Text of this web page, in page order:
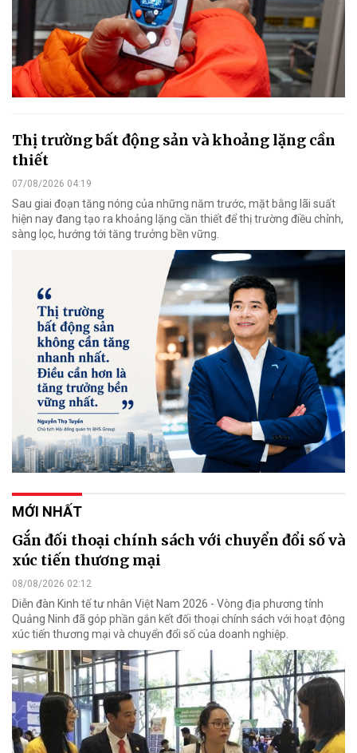
Thị trường bất động sản và khoảng lặng cần
thiết
07/08/2026 04:19
Sau giai đoạn tăng nóng của những năm trước, mặt bằng lãi suất
hiện nay đang tạo ra khoảng lặng cần thiết để thị trường điều chỉnh,
sàng lọc, hướng tới tăng trưởng bền vững.
MỚI NHẤT
Gắn đối thoại chính sách với chuyển đổi số và
xúc tiến thương mại
08/08/2026 02:12
Diễn đàn Kinh tế tư nhân Việt Nam 2026 - Vòng địa phương tỉnh
Quảng Ninh đã góp phần gắn kết đối thoại chính sách với hoạt động
xúc tiến thương mại và chuyển đổi số của doanh nghiệp.